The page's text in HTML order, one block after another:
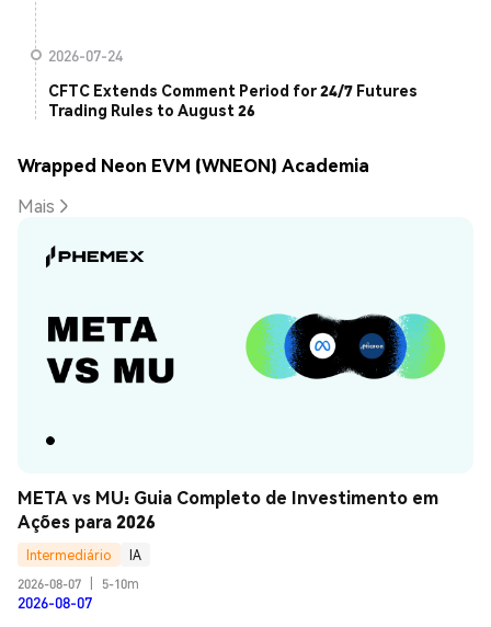
2026-07-24
CFTC Extends Comment Period for 24/7 Futures
Trading Rules to August 26
Wrapped Neon EVM (WNEON) Academia
Mais
META vs MU: Guia Completo de Investimento em
Ações para 2026
Intermediário
IA
2026-08-07
5-10m
2026-08-07